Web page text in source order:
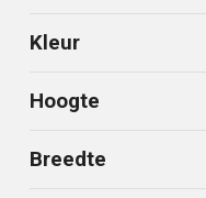
Kleur
Hoogte
Breedte